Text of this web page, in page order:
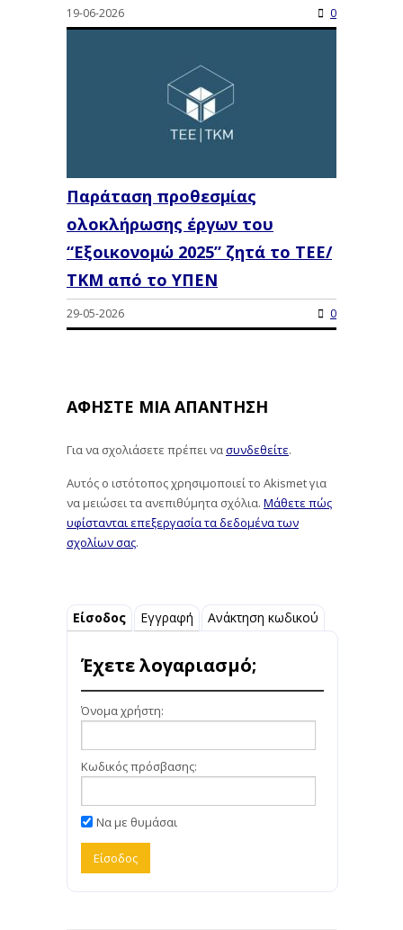
19-06-2026 0
Παράταση προθεσμίας
ολοκλήρωσης έργων του
“Εξοικονομώ 2025” ζητά το ΤΕΕ/
ΤΚΜ από το ΥΠΕΝ
29-05-2026 0
ΑΦΉΣΤΕ ΜΙΑ ΑΠΆΝΤΗΣΗ
Για να σχολιάσετε πρέπει νασυνδεθείτε.
Αυτός ο ιστότοπος χρησιμοποιεί το Akismet για
να μειώσει τα ανεπιθύμητα σχόλια. Μάθετε πώς
υφίστανται επεξεργασία τα δεδομένα των
σχολίων σας.
Είσοδος Εγγραφή Ανάκτηση κωδικού
Έχετε λογαριασμό;
Όνομα χρήστη:
Κωδικός πρόσβασης:
Να με θυμάσαι